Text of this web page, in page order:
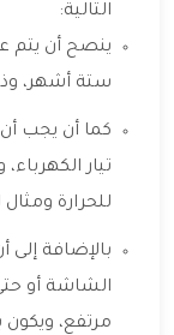
التالية:
ينصح أن يتم
ستة أشهر،
كما أن يجب
تيار
للحرارة ومثال
بالإضافة
الشاشة أو
مرتفع، ويكون